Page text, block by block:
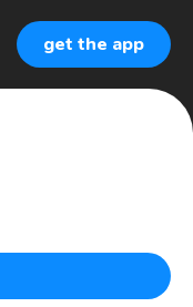
get the app